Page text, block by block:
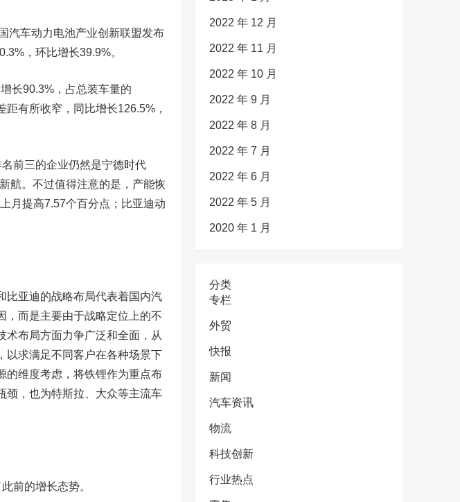
车动力电池产业创新联盟发布
，环比增长39.9%。
长90.3%，占总装车量的
有所收窄，同比增长126.5%，
前三的企业仍然是宁德时代
航。不过值得注意的是，产能恢
月提高7.57个百分点；比亚迪动
亚迪的战略布局代表着国内汽
，而是主要由于战略定位上的不
术布局方面力争广泛和全面，从
以求满足不同客户在各种场景下
的维度考虑，将铁锂作为重点布
颈，也为特斯拉、大众等主流车
前的增长态势。
2022 年 12 月
2022 年 11 月
2022 年 10 月
2022 年 9 月
2022 年 8 月
2022 年 7 月
2022 年 6 月
2022 年 5 月
2020 年 1 月
分类
专栏
外贸
快报
新闻
汽车资讯
物流
科技创新
行业热点